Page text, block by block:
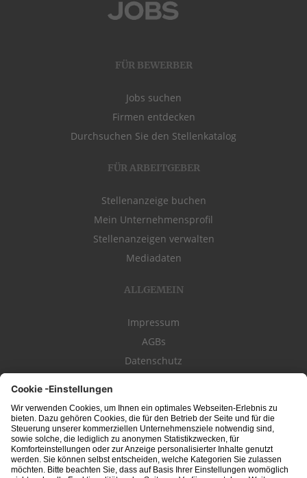
FÜR BEWERBER
Jobs suchen
Firmen entdecken
Durchsuchen Sie den Stellenkatalog
FÜR ARBEITGEBER
Stellenanzeige buchen
Mein Unternehmensprofil
Stellenanzeigen verwalten
Mediadaten
ALLGEMEIN
Impressum
AGBs
Datenschutz
schwäbischeJOBS - die Stellenbörse für die RegionBodensee, Schwaben,